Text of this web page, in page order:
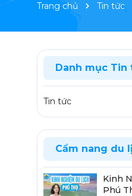
Trang chủ Tin tức
Danh mục Tin
Tin tức
Cẩm nang du
Kinh
Phú